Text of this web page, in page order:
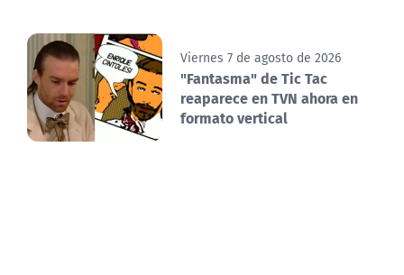
Viernes 7 de agosto de 2026
"Fantasma" de Tic Tac
reaparece en TVN ahora en
formato vertical